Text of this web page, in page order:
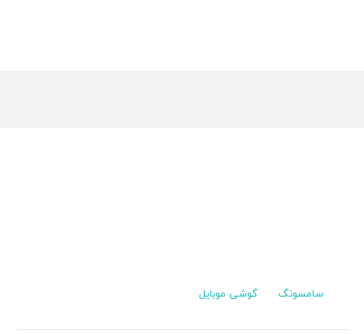
سامسونگ گوشی موبایل